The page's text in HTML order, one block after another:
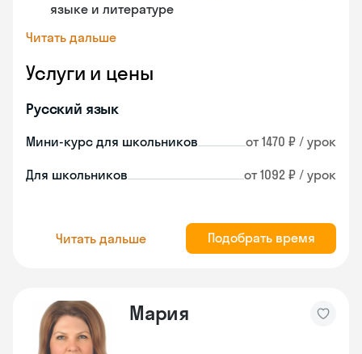
языке и литературе
Читать дальше
Услуги и цены
Русский язык
Мини-курс для школьников от 1470 ₽ / урок
Для школьников от 1092 ₽ / урок
Читать дальше Подобрать время
Мария